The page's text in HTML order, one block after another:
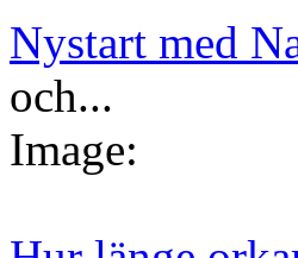
Nystart med
och...
Image: